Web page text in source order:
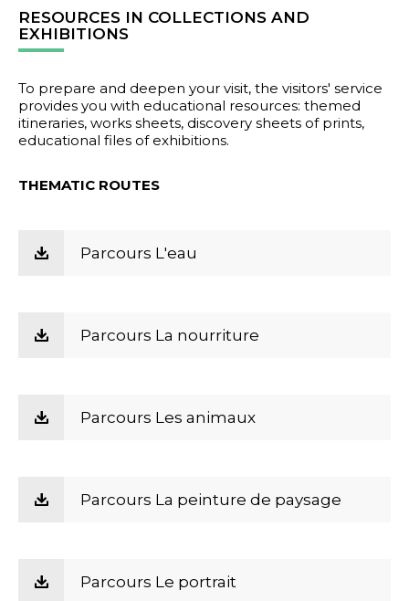
RESOURCES IN COLLECTIONS AND
EXHIBITIONS
To prepare and deepen your visit, the visitors' service
provides you with educational resources: themed
itineraries, works sheets, discovery sheets of prints,
educational files of exhibitions.
THEMATIC ROUTES
Parcours L'eau
Parcours La nourriture
Parcours Les animaux
Parcours La peinture de paysage
Parcours Le portrait